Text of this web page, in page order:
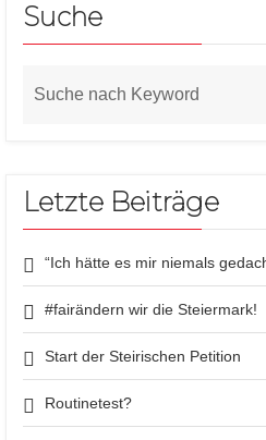
Suche
Letzte Beiträge
“Ich hätte es mir niemals
#fairändern wir die Steiermark!
Start der Steirischen Petition
Routinetest?